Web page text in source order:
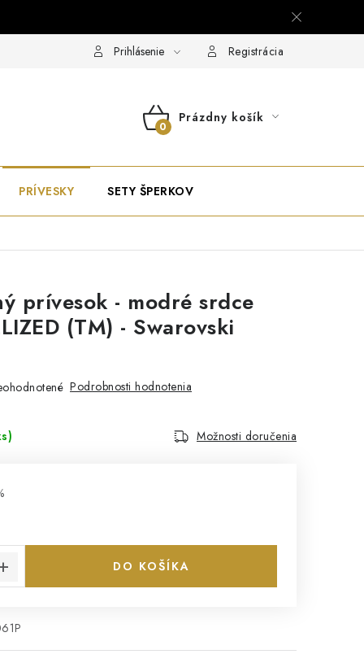
Prihlásenie Registrácia
NÁKUPNÝ
Prázdny košík
PRÍVESKY SETY ŠPERKOV
prívesok - modré srdce
(TM) - Swarovski
Podrobnosti hodnotenia
Možnosti doručenia
DO KOŠÍKA